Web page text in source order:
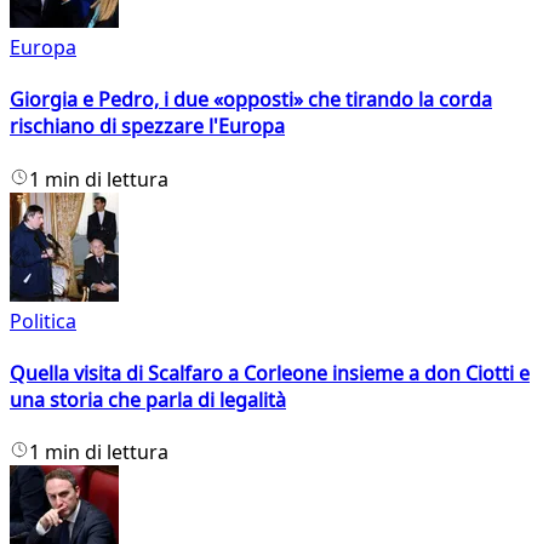
Europa
Giorgia e Pedro, i due «opposti» che tirando la corda
rischiano di spezzare l'Europa
1 min di lettura
Politica
Quella visita di Scalfaro a Corleone insieme a don Ciotti e
una storia che parla di legalità
1 min di lettura